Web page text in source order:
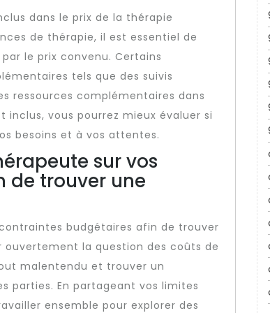
dans le prix de la thérapie
de thérapie, il est essentiel de
le prix convenu. Certains
tels que des suivis
ressources complémentaires dans
vous pourrez mieux évaluer si
besoins et à vos attentes.
sur vos
de trouver une
budgétaires afin de trouver
ouvertement la question des coûts de
malentendu et trouver un
parties. En partageant vos limites
ensemble pour explorer des